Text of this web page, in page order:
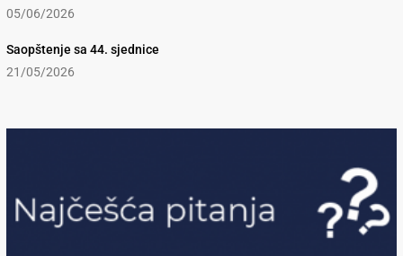
05/06/2026
Saopštenje sa 44. sjednice
21/05/2026